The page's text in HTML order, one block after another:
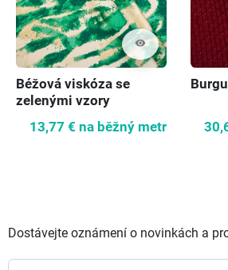
visibility
Béžová viskóza se
zelenými vzory
13,77 € na běžný metr
Dostávejte oznámení o novinkách a